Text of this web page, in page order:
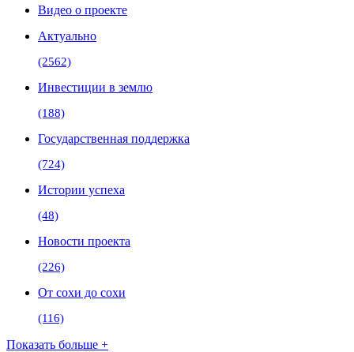
Видео о проекте
Актуально
(2562)
Инвестиции в землю
(188)
Государственная поддержка
(724)
Истории успеха
(48)
Новости проекта
(226)
От сохи до сохи
(116)
Показать больше +